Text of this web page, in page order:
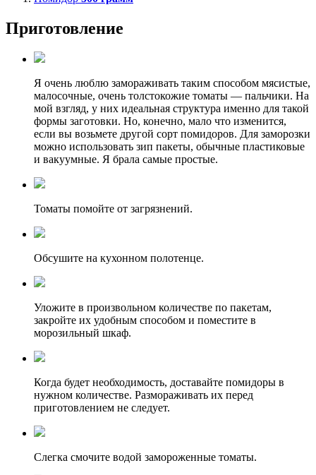
Приготовление
Я очень люблю замораживать таким способом мясистые,
малосочные, очень толстокожие томаты — пальчики. На
мой взгляд, у них идеальная структура именно для такой
формы заготовки. Но, конечно, мало что изменится,
если вы возьмете другой сорт помидоров. Для заморозки
можно использовать зип пакеты, обычные пластиковые
и вакуумные. Я брала самые простые.
Томаты помойте от загрязнений.
Обсушите на кухонном полотенце.
Уложите в произвольном количестве по пакетам,
закройте их удобным способом и поместите в
морозильный шкаф.
Когда будет необходимость, доставайте помидоры в
нужном количестве. Размораживать их перед
приготовлением не следует.
Слегка смочите водой замороженные томаты.